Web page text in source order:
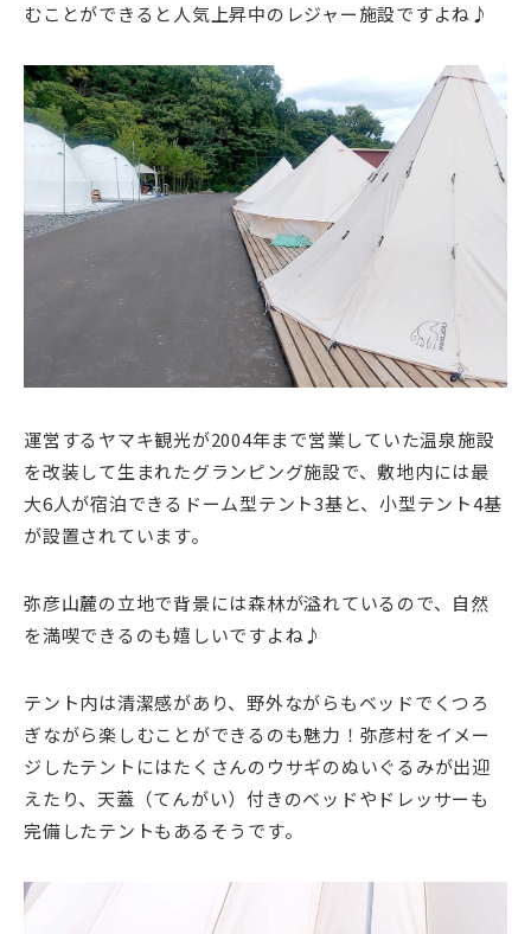
むことができると人気上昇中のレジャー施設ですよね♪
運営するヤマキ観光が2004年まで営業していた温泉施設
を改装して生まれたグランピング施設で、敷地内には最
大6人が宿泊できるドーム型テント3基と、小型テント4基
が設置されています。
弥彦山麓の立地で背景には森林が溢れているので、自然
を満喫できるのも嬉しいですよね♪
テント内は清潔感があり、野外ながらもベッドでくつろ
ぎながら楽しむことができるのも魅力！弥彦村をイメー
ジしたテントにはたくさんのウサギのぬいぐるみが出迎
えたり、天蓋（てんがい）付きのベッドやドレッサーも
完備したテントもあるそうです。